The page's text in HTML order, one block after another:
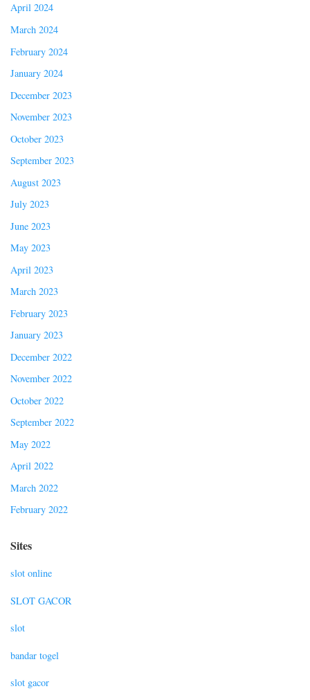
April 2024
March 2024
February 2024
January 2024
December 2023
November 2023
October 2023
September 2023
August 2023
July 2023
June 2023
May 2023
April 2023
March 2023
February 2023
January 2023
December 2022
November 2022
October 2022
September 2022
May 2022
April 2022
March 2022
February 2022
Sites
slot online
SLOT GACOR
slot
bandar togel
slot gacor